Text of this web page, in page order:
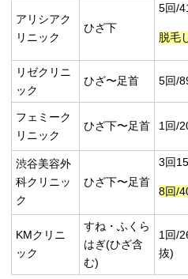
アリシアク
リニック
ひざ下
5回/
脱毛
リゼクリニ
ック
ひざ〜足首 5回/
フェミーク
リニック
ひざ下〜足首 1回/
渋谷美容外
科クリニッ
ク
ひざ下〜足首
3回
8回/
KMクリニ
ック
すね・ふくら
はぎ(ひざ含
む)
1回/
抜